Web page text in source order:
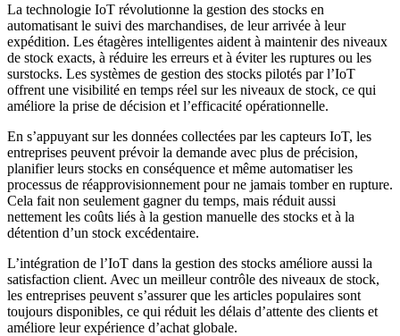
La technologie IoT révolutionne la gestion des stocks en
automatisant le suivi des marchandises, de leur arrivée à leur
expédition. Les étagères intelligentes aident à maintenir des niveaux
de stock exacts, à réduire les erreurs et à éviter les ruptures ou les
surstocks. Les systèmes de gestion des stocks pilotés par l’IoT
offrent une visibilité en temps réel sur les niveaux de stock, ce qui
améliore la prise de décision et l’efficacité opérationnelle.
En s’appuyant sur les données collectées par les capteurs IoT, les
entreprises peuvent prévoir la demande avec plus de précision,
planifier leurs stocks en conséquence et même automatiser les
processus de réapprovisionnement pour ne jamais tomber en rupture.
Cela fait non seulement gagner du temps, mais réduit aussi
nettement les coûts liés à la gestion manuelle des stocks et à la
détention d’un stock excédentaire.
L’intégration de l’IoT dans la gestion des stocks améliore aussi la
satisfaction client. Avec un meilleur contrôle des niveaux de stock,
les entreprises peuvent s’assurer que les articles populaires sont
toujours disponibles, ce qui réduit les délais d’attente des clients et
améliore leur expérience d’achat globale.